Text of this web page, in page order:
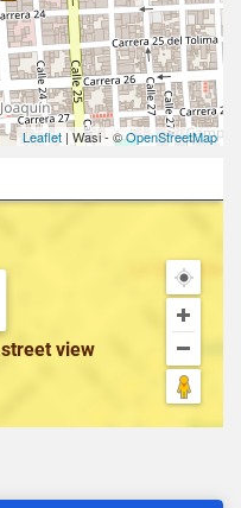
Leaflet | Wasi - ©OpenStreetMap
street view